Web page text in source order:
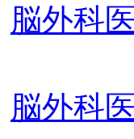
脳外科
脳外科